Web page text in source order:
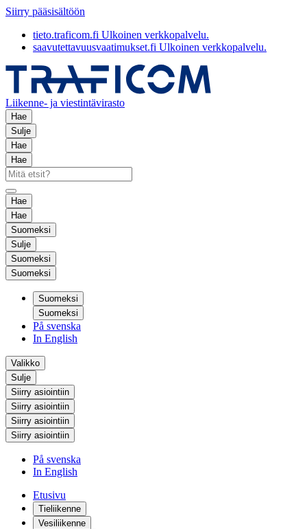
Siirry pääsisältöön
tieto.traficom.fi Ulkoinen verkkopalvelu.
saavutettavuusvaatimukset.fi Ulkoinen verkkopalvelu.
Liikenne- ja viestintävirasto
Hae
Sulje
Hae
Hae
Hae
Hae
Suomeksi
Sulje
Suomeksi
Suomeksi
Suomeksi
Suomeksi
På svenska
In English
Valikko
Sulje
Siirry asiointiin
Siirry asiointiin
Siirry asiointiin
Siirry asiointiin
På svenska
In English
Etusivu
Tieliikenne
Vesiliikenne